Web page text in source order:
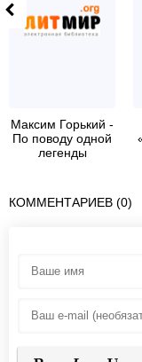
Максим Горький -
По поводу одной
легенды
КОММЕНТАРИЕВ (0)